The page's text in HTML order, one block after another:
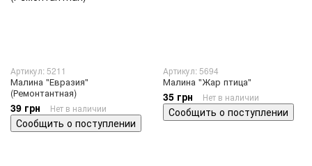
Артикул: 5211
Малина "Евразия"
(Ремонтантная)
39 грн Нет в наличии
Сообщить о поступлении
Артикул: 5694
Малина "Жар птица"
35 грн Нет в наличии
Сообщить о поступлении